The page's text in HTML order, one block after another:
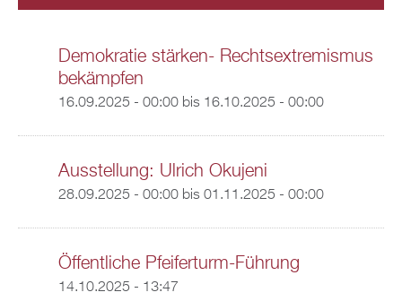
Demokratie stärken- Rechtsextremismus
bekämpfen
16.09.2025 - 00:00bis 16.10.2025 - 00:00
Ausstellung: Ulrich Okujeni
28.09.2025 - 00:00bis 01.11.2025 - 00:00
Öffentliche Pfeiferturm-Führung
14.10.2025 - 13:47